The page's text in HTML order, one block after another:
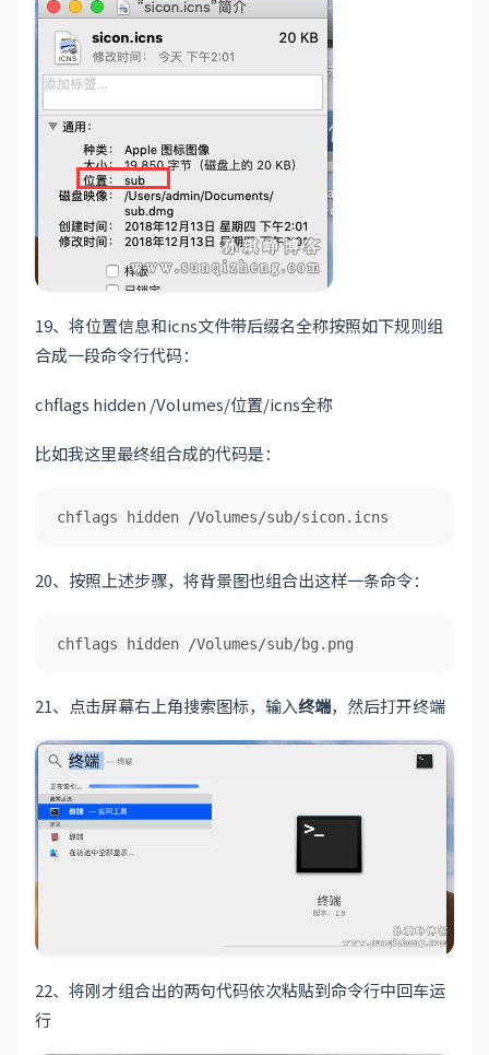
19、将位置信息和icns文件带后缀名全称按照如下规则组
合成一段命令行代码：
chflags hidden /Volumes/位置/icns全称
比如我这里最终组合成的代码是：
chflags hidden /Volumes/sub/sicon.icns
20、按照上述步骤，将背景图也组合出这样一条命令：
chflags hidden /Volumes/sub/bg.png
21、点击屏幕右上角搜索图标，输入终端，然后打开终端
22、将刚才组合出的两句代码依次粘贴到命令行中回车运
行